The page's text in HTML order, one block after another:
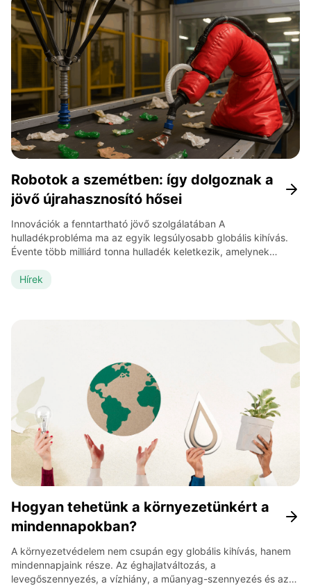
Robotok a szemétben: így dolgoznak a
jövő újrahasznosító hősei
Innovációk a fenntartható jövő szolgálatában A
hulladékprobléma ma az egyik legsúlyosabb globális kihívás.
Évente több milliárd tonna hulladék keletkezik, amelynek
anyagok vesznek kárba, és komoly környezeti terhelés
Hírek
Hogyan tehetünk a környezetünkért a
mindennapokban?
A környezetvédelem nem csupán egy globális kihívás, hanem
mindennapjaink része. Az éghajlatváltozás, a
levegőszennyezés, a vízhiány, a műanyag-szennyezés és az